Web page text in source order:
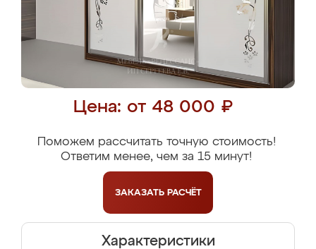
Цена: от 48 000 ₽
Поможем рассчитать точную стоимость!
Ответим менее, чем за 15 минут!
ЗАКАЗАТЬ РАСЧЁТ
Характеристики